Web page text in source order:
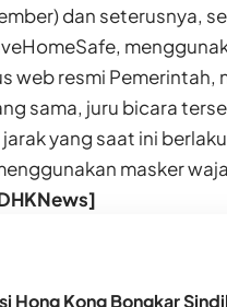
dan seterusnya,
web resmi Pemerintah,
sama, juru bicara
yang saat ini
masker
Hong Kong Bongkar